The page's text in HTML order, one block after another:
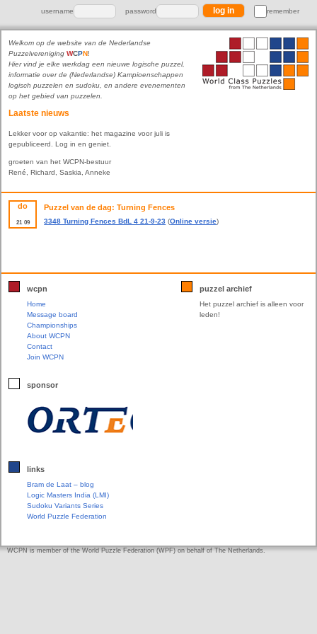
username password remember
Welkom op de website van de Nederlandse
Puzzelvereniging WCPN!
Hier vind je elke werkdag een nieuwe logische puzzel,
informatie over de (Nederlandse) Kampioenschappen
logisch puzzelen en sudoku, en andere evenementen
op het gebied van puzzelen.
Laatste nieuws
Lekker voor op vakantie: het magazine voor juli is
gepubliceerd. Log in en geniet.
groeten van het WCPN-bestuur
René, Richard, Saskia, Anneke
do
21 09
Puzzel van de dag: Turning Fences
3348 Turning Fences BdL 4 21-9-23 (Online versie)
wcpn
Home
Message board
Championships
About WCPN
Contact
Join WCPN
sponsor
links
Bram de Laat – blog
Logic Masters India (LMI)
Sudoku Variants Series
World Puzzle Federation
puzzel archief
Het puzzel archief is alleen voor
leden!
WCPN is member of the World Puzzle Federation (WPF) on behalf of The Netherlands.